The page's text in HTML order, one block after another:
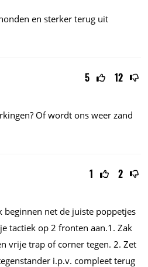
en sterker terug uit
5 12
Of wordt ons weer zand
1 2
beginnen net de juiste poppetjes
tactiek op 2 fronten aan.1. Zak
vrije trap of corner tegen. 2. Zet
i.p.v. compleet terug